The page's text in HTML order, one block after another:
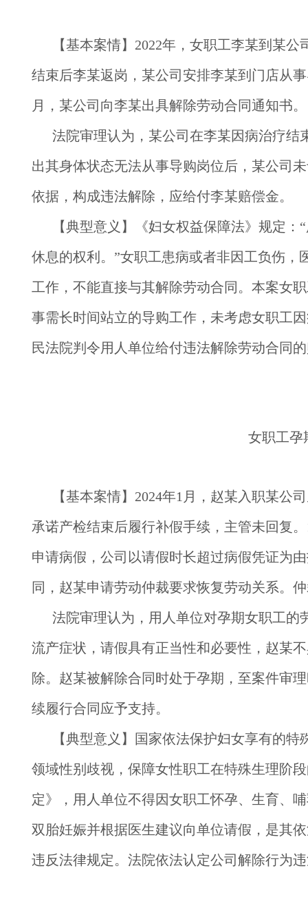
【基本案情】 2022年，女职工李某到某公
结束后李某返岗，某公司安排李某到门店从
月，某公司向李某出具解除劳动合同通知书。
法院审理认为，某公司在李某因病治疗
出其身体状态无法从事导购岗位后，某公司
依据，构成违法解除，应给付李某赔偿金。
【典型意义】
《妇女权益保障法》规定
休息的权利。”女职工患病或者非因工负伤
工作，不能直接与其解除劳动合同。本案女
事需长时间站立的导购工作，未考虑女职工
民法院判令用人单位给付违法解除劳动合同
女职工孕
【基本案情】 2024年1月，赵某入职某公
承诺产检结束后履行补假手续，主管未回复
申请病假，公司以请假时长超过病假凭证为
同，赵某申请劳动仲裁要求恢复劳动关系。
法院审理认为，用人单位对孕期女职工
流产症状，请假具有正当性和必要性，赵某
除。赵某被解除合同时处于孕期，至案件审
续履行合同应予支持。
【典型意义】
国家依法保护妇女享有的特
领域性别歧视，保障女性职工在特殊生理阶
定》，用人单位不得因女职工怀孕、生育、
双胎妊娠并根据医生建议向单位请假，是其
违反法律规定。法院依法认定公司解除行为